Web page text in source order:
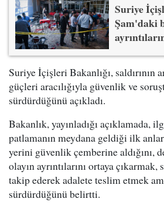
Suriye
Şam'daki
Suriye İçişleri Bakanlığı, saldırının
güçleri aracılığıyla güvenlik ve
sürdürdüğünü açıkladı.
Bakanlık, yayınladığı açıklamada,
patlamanın meydana geldiği ilk
yerini güvenlik çemberine aldığını,
olayın ayrıntılarını ortaya çıkarmak,
takip ederek adalete teslim etmek
sürdürdüğünü belirtti.